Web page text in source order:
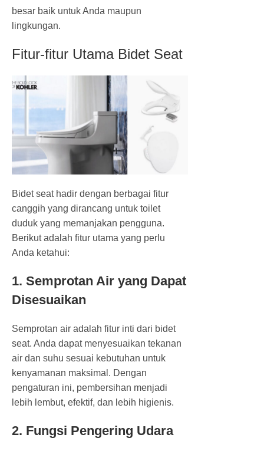
besar baik untuk Anda maupun
lingkungan.
Fitur-fitur Utama Bidet Seat
Bidet seat hadir dengan berbagai fitur
canggih yang dirancang untuk toilet
duduk yang memanjakan pengguna.
Berikut adalah fitur utama yang perlu
Anda ketahui:
1. Semprotan Air yang Dapat
Disesuaikan
Semprotan air adalah fitur inti dari bidet
seat. Anda dapat menyesuaikan tekanan
air dan suhu sesuai kebutuhan untuk
kenyamanan maksimal. Dengan
pengaturan ini, pembersihan menjadi
lebih lembut, efektif, dan lebih higienis.
2. Fungsi Pengering Udara